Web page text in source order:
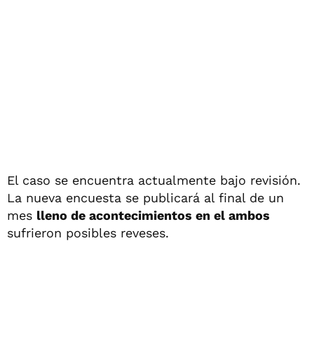
El caso se encuentra actualmente bajo revisión.
La nueva encuesta se publicará al final de un
mes lleno de acontecimientos en el ambos
sufrieron posibles reveses.